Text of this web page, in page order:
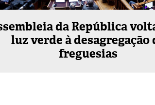
da República
luz verde à desagregação
freguesias